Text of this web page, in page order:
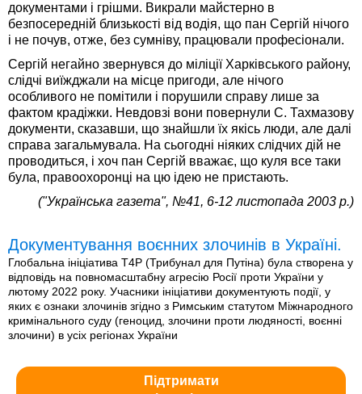
документами і грішми. Викрали майстерно в
безпосередній близькості від водія, що пан Сергій нічого
і не почув, отже, без сумніву, працювали професіонали.
Сергій негайно звернувся до міліції Харківського району,
слідчі виїжджали на місце пригоди, але нічого
особливого не помітили і порушили справу лише за
фактом крадіжки. Невдовзі вони повернули С. Тахмазову
документи, сказавши, що знайшли їх якісь люди, але далі
справа загальмувала. На сьогодні ніяких слідчих дій не
проводиться, і хоч пан Сергій вважає, що куля все таки
була, правоохоронці на цю ідею не пристають.
("Українська газета", №41, 6-12 листопада 2003 р.)
Документування воєнних злочинів в Україні.
Глобальна ініціатива T4P (Трибунал для Путіна) була створена у
відповідь на повномасштабну агресію Росії проти України у
лютому 2022 року. Учасники ініціативи документують події, у
яких є ознаки злочинів згідно з Римським статутом Міжнародного
кримінального суду (геноцид, злочини проти людяності, воєнні
злочини) в усіх регіонах України
Підтримати